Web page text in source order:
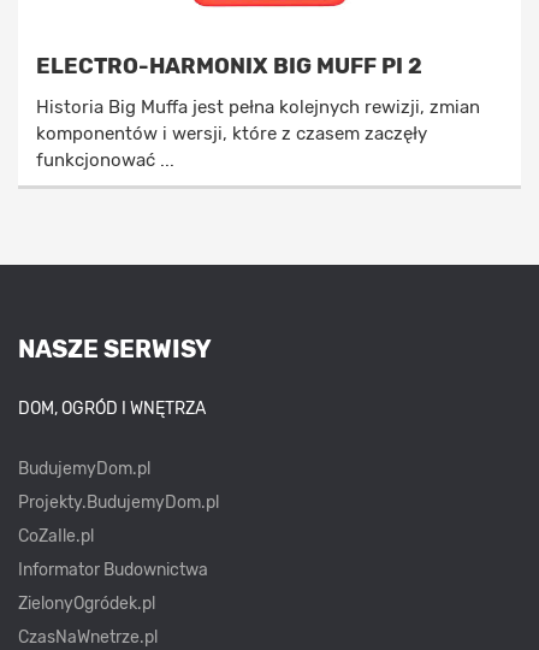
ELECTRO-HARMONIX BIG MUFF PI 2
Historia Big Muffa jest pełna kolejnych rewizji, zmian
komponentów i wersji, które z czasem zaczęły
funkcjonować ...
NASZE SERWISY
DOM, OGRÓD I WNĘTRZA
BudujemyDom.pl
Projekty.BudujemyDom.pl
CoZaIle.pl
Informator Budownictwa
ZielonyOgródek.pl
CzasNaWnetrze.pl